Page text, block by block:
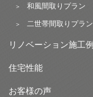
和風間取りプラン
二世帯間取りプラン
リノベーション施工例
住宅性能
お客様の声